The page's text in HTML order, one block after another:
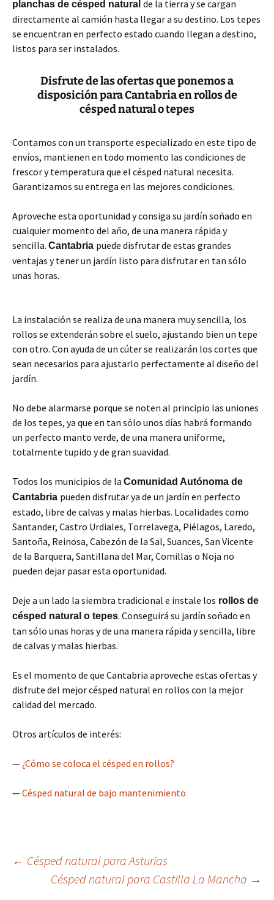
planchas de césped natural de la tierra y se cargan
directamente al camión hasta llegar a su destino. Los tepes
se encuentran en perfecto estado cuando llegan a destino,
listos para ser instalados.
Disfrute de las ofertas que ponemos a
disposición para Cantabria en rollos de
césped natural o tepes
Contamos con un transporte especializado en este tipo de
envíos, mantienen en todo momento las condiciones de
frescor y temperatura que el césped natural necesita.
Garantizamos su entrega en las mejores condiciones.
Aproveche esta oportunidad y consiga su jardín soñado en
cualquier momento del año, de una manera rápida y
sencilla. Cantabria puede disfrutar de estas grandes
ventajas y tener un jardín listo para disfrutar en tan sólo
unas horas.
La instalación se realiza de una manera muy sencilla, los
rollos se extenderán sobre el suelo, ajustando bien un tepe
con otro. Con ayuda de un cúter se realizarán los cortes que
sean necesarios para ajustarlo perfectamente al diseño del
jardín.
No debe alarmarse porque se noten al principio las uniones
de los tepes, ya que en tan sólo unos días habrá formando
un perfecto manto verde, de una manera uniforme,
totalmente tupido y de gran suavidad.
Todos los municipios de la Comunidad Autónoma de
Cantabria pueden disfrutar ya de un jardín en perfecto
estado, libre de calvas y malas hierbas. Localidades como
Santander, Castro Urdiales, Torrelavega, Piélagos, Laredo,
Santoña, Reinosa, Cabezón de la Sal, Suances, San Vicente
de la Barquera, Santillana del Mar, Comillas o Noja no
pueden dejar pasar esta oportunidad.
Deje a un lado la siembra tradicional e instale los rollos de
césped natural o tepes. Conseguirá su jardín soñado en
tan sólo unas horas y de una manera rápida y sencilla, libre
de calvas y malas hierbas.
Es el momento de que Cantabria aproveche estas ofertas y
disfrute del mejor césped natural en rollos con la mejor
calidad del mercado.
Otros artículos de interés:
— ¿Cómo se coloca el césped en rollos?
—Césped natural de bajo mantenimiento
Navegación
← Césped natural para Asturias
Césped natural para Castilla La Mancha →